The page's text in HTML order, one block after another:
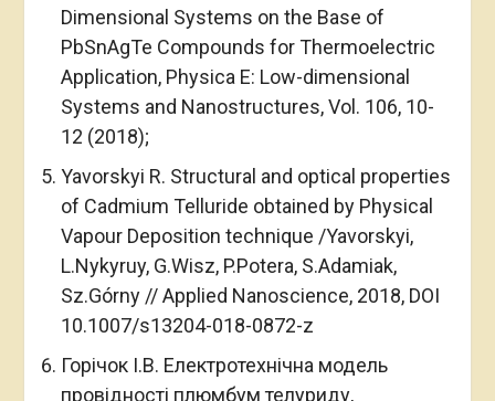
Dimensional Systems on the Base of
PbSnAgTe Compounds for Thermoelectric
Application, Physica E: Low-dimensional
Systems and Nanostructures, Vol. 106, 10-
12 (2018);
Yavorskyi R. Structural and optical properties
of Cadmium Telluride obtained by Physical
Vapour Deposition technique /Yavorskyi,
L.Nykyruy, G.Wisz, P.Potera, S.Adamiak,
Sz.Górny // Applied Nanoscience, 2018, DOI
10.1007/s13204-018-0872-z
Горічок І.В. Електротехнічна модель
провідності плюмбум телуриду,